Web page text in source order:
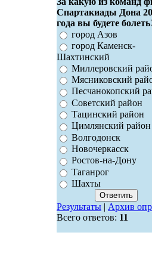
Спартакиады Дона
года вы будете
город Азов
город Каменск-
Шахтинский
Миллеровский
Мясниковский
Песчанокопский
Советский район
Тацинский район
Цимлянский район
Волгодонск
Новочеркасск
Ростов-на-Дону
Таганрог
Шахты
Результаты| Архив
Всего ответов: 11